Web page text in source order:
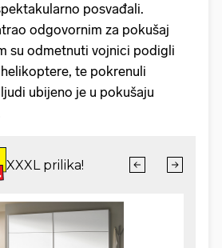
posvađali.
odgovornim za pokušaj
su odmetnuti vojnici podigli
te pokrenuli
ubijeno je u pokušaju